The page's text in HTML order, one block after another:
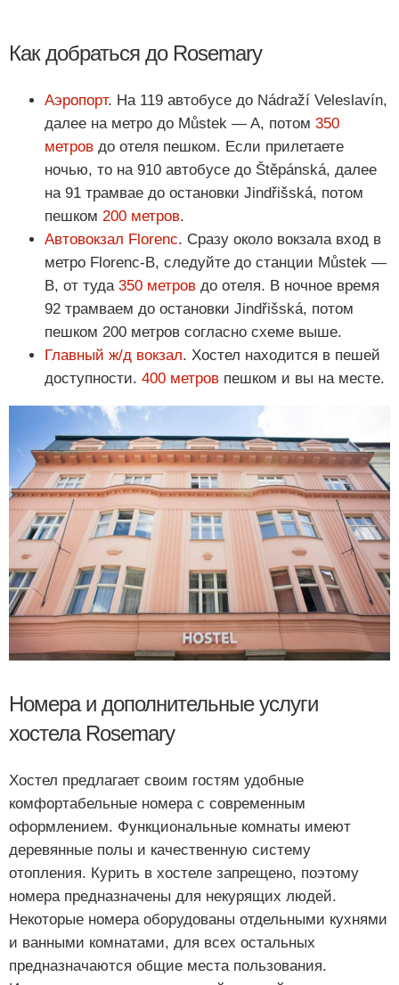
Как добраться до Rosemary
Аэропорт. На 119 автобусе до Nádraží Veleslavín,
далее на метро до Můstek — A, потом 350
метров до отеля пешком. Если прилетаете
ночью, то на 910 автобусе до Štěpánská, далее
на 91 трамвае до остановки Jindřišská, потом
пешком 200 метров.
Автовокзал Florenc. Сразу около вокзала вход в
метро Florenc-В, следуйте до станции Můstek —
B, от туда 350 метров до отеля. В ночное время
92 трамваем до остановки Jindřišská, потом
пешком 200 метров согласно схеме выше.
Главный ж/д вокзал. Хостел находится в пешей
доступности. 400 метров пешком и вы на месте.
Номера и дополнительные услуги
хостела Rosemary
Хостел предлагает своим гостям удобные
комфортабельные номера с современным
оформлением. Функциональные комнаты имеют
деревянные полы и качественную систему
отопления. Курить в хостеле запрещено, поэтому
номера предназначены для некурящих людей.
Некоторые номера оборудованы отдельными кухнями
и ванными комнатами, для всех остальных
предназначаются общие места пользования.